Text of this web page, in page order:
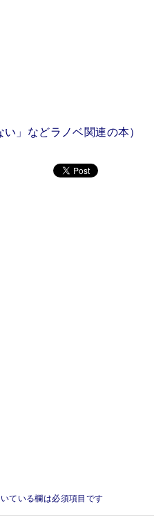
」などラノベ関連の本）
ている欄は必須項目です